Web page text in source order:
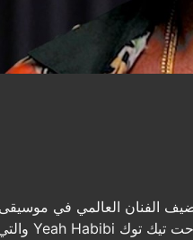
الفنان العالمي في موسيقى